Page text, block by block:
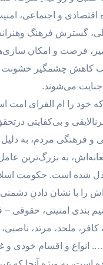
اقتصادی و اجتماعی،
گسترش فرهنگ
فرصت و امکان
کاهش چشمگیر خشونت
جنایت می‌شوند.
خود را ‌ام القرای امت
و بی‌کفایتی
و فرهنگی مردم، به
به بزرگ‌ترین
بدل شده است. حکومت
را با نشان دادنِ دشمنی
بندی امنیتی، حقوقی –
ملحد، مرتد، ناصبی،
انواع و اقسام خودی و